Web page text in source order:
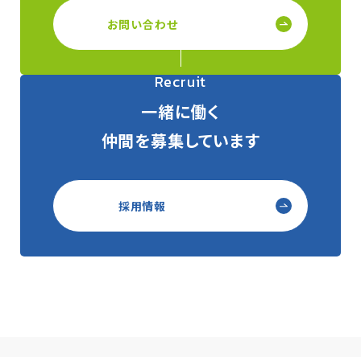
お問い合わせ
Recruit
一緒に働く
仲間を募集しています
採用情報